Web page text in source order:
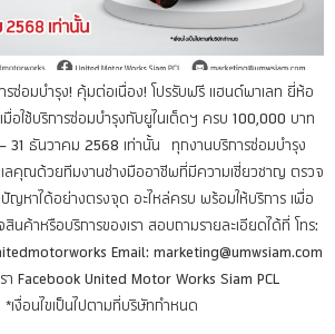
รซ่อมบำรุง! คุ้มต่อเนื่อง! โปรรับฟรี แฮนด์พาเลท ยี่ห้อ
มื่อใช้บริการซ่อมบำรุงกับยูไนเต็ดฯ ครบ 100,000 บาท
31 ธันวาคม 2568 เท่านั้น ทุกงานบริการซ่อมบำรุง
แลคุณด้วยทีมงานช่างมืออาชีพที่มีความเชี่ยวชาญ ตรวจ
ญหาได้อย่างตรงจุด อะไหล่ครบ พร้อมให้บริการ เพื่อ
ค้าหรือบริการของเรา สอบถามรายละเอียดได้ที่ โทร:
Email: marketing@umwsiam.com
า Facebook United Motor Works Siam PCL
เงื่อนไขเป็นไปตามที่บริษัทกำหนด